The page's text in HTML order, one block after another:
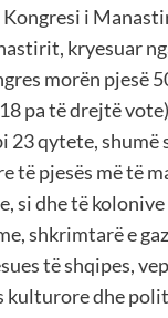
Kongresi i
kryesuar
morën pjesë
pa të drejtë
23 qytete, shumë
të pjesës më të
si dhe të
shkrimtarë e
të shqipes,
kulturore dhe